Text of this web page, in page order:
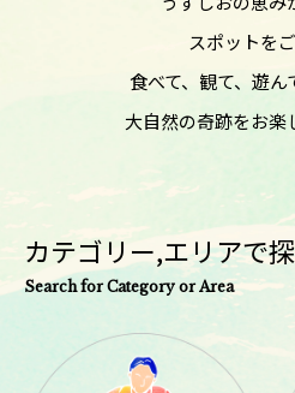
スポットをご
食べて、観て、遊ん
大自然の奇跡をお楽
カテゴリー,エリアで
Search for Category or Area